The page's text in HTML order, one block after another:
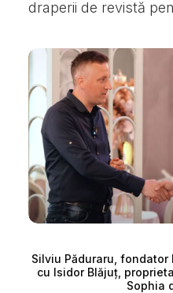
draperii de revistă
Silviu Păduraru, fondator
cu Isidor Blăjuț,
Sophia